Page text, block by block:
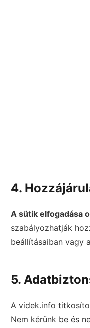
4.
A sütik elfogadása
szabályozhatják
beállításaiban vagy
5.
A videk.info
Nem kérünk be és